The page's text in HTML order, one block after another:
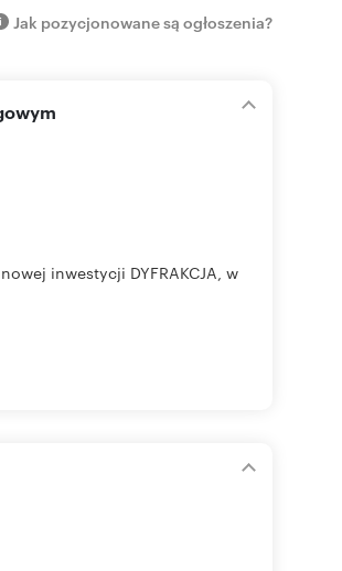
Jak pozycjonowane są ogłoszenia?
inwestycji DYFRAKCJA, w